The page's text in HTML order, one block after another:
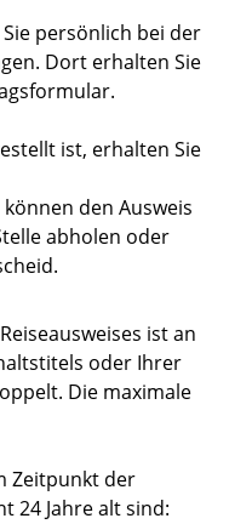
persönlich bei der
Dort erhalten Sie
ist, erhalten Sie
den Ausweis
abholen oder
ist an
oder Ihrer
Die maximale
Zeitpunkt der
24 Jahre alt sind: